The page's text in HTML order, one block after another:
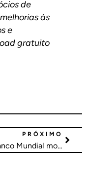
de
às
e
gratuito
PRÓXIMO
Banco Mundial mostra os ‘diferentes Brasis’ no Relatório de Capital Humano